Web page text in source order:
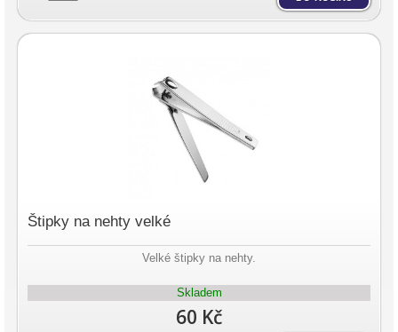
Štipky na nehty velké
Velké štipky na nehty.
Skladem
60 Kč